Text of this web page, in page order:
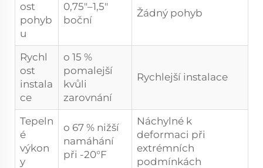
ost
pohyb
u
0,75"–1,5"
boční
Žádný pohyb
Rychl
ost
instala
ce
o 15 %
pomalejší
kvůli
zarovnání
Rychlejší instalace
Tepeln
é
výkon
y
o 67 % nižší
namáhání
při -20°F
Náchylné k
deformaci při
extrémních
podmínkách